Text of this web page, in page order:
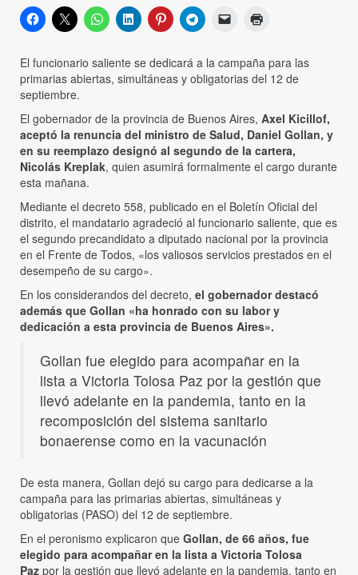
El funcionario saliente se dedicará a la campaña para las
primarias abiertas, simultáneas y obligatorias del 12 de
septiembre.
El gobernador de la provincia de Buenos Aires, Axel Kicillof,
aceptó la renuncia del ministro de Salud, Daniel Gollan, y
en su reemplazo designó al segundo de la cartera,
Nicolás Kreplak, quien asumirá formalmente el cargo durante
esta mañana.
Mediante el decreto 558, publicado en el Boletín Oficial del
distrito, el mandatario agradeció al funcionario saliente, que es
el segundo precandidato a diputado nacional por la provincia
en el Frente de Todos, «los valiosos servicios prestados en el
desempeño de su cargo».
En los considerandos del decreto, el gobernador destacó
además que Gollan «ha honrado con su labor y
dedicación a esta provincia de Buenos Aires».
Gollan fue elegido para acompañar en la
lista a Victoria Tolosa Paz por la gestión que
llevó adelante en la pandemia, tanto en la
recomposición del sistema sanitario
bonaerense como en la vacunación
De esta manera, Gollan dejó su cargo para dedicarse a la
campaña para las primarias abiertas, simultáneas y
obligatorias (PASO) del 12 de septiembre.
En el peronismo explicaron que Gollan, de 66 años, fue
elegido para acompañar en la lista a Victoria Tolosa
Paz por la gestión que llevó adelante en la pandemia, tanto en